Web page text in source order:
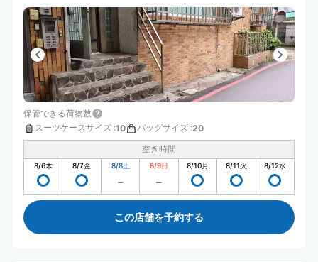
保管できる荷物数
スーツケースサイズ :10 バッグサイズ :20
空き時間
8/6木 8/7金 8/8土 8/9日 8/10月 8/11火 8/12水
この店舗を予約する